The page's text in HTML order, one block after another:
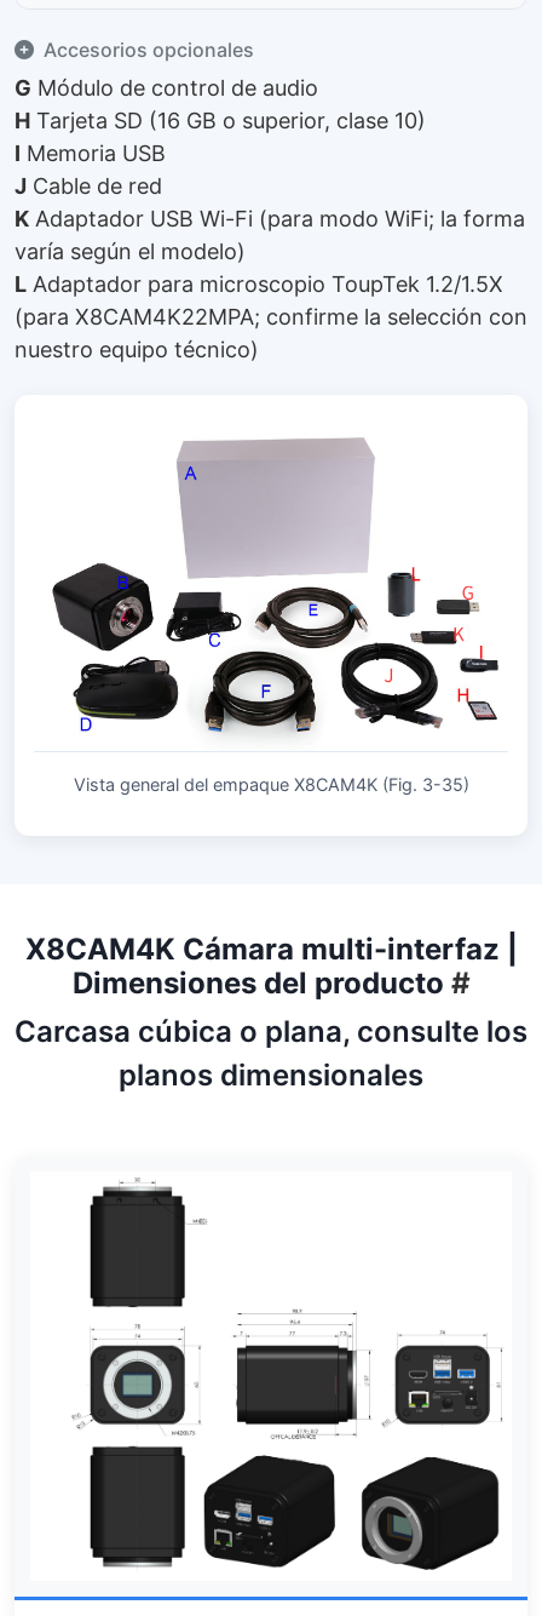
Accesorios opcionales
G Módulo de control de audio
H Tarjeta SD (16 GB o superior, clase 10)
I Memoria USB
J Cable de red
K Adaptador USB Wi-Fi (para modo WiFi; la forma
varía según el modelo)
L Adaptador para microscopio ToupTek 1.2/1.5X
(para X8CAM4K22MPA; confirme la selección con
nuestro equipo técnico)
Vista general del empaque X8CAM4K (Fig. 3-35)
X8CAM4K Cámara multi-interfaz |
Dimensiones del producto #
Carcasa cúbica o plana, consulte los
planos dimensionales